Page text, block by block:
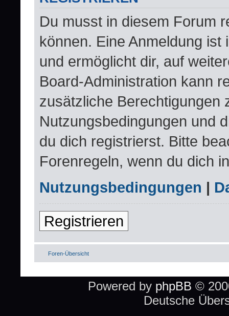
Du musst in diesem Forum
können. Eine Anmeldung
und ermöglicht dir, auf
Board-Administration kann
zusätzliche Berechtigungen
Nutzungsbedingungen und
du dich registrierst. Bitte
Forenregeln, wenn du dich
Nutzungsbedingungen |
Registrieren
Foren-Übersicht
Powered by phpBB ©
Deutsche